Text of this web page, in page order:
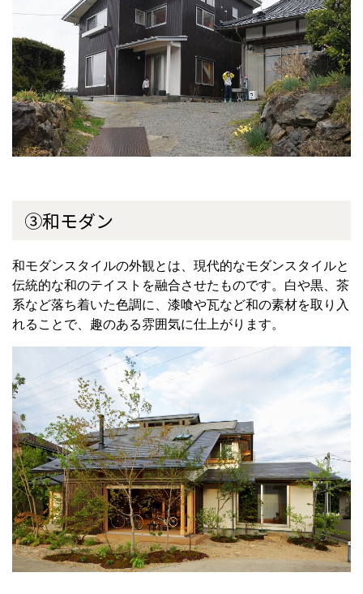
③和モダン
和モダンスタイルの外観とは、現代的なモダンスタイルと
伝統的な和のテイストを融合させたものです。白や黒、茶
系など落ち着いた色調に、漆喰や瓦など和の素材を取り入
れることで、趣のある雰囲気に仕上がります。